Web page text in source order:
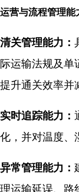
运营与流程管理能
清关管理能力：
际运输法规及单
提升通关效率并
实时追踪能力：
化，并对温度、
异常管理能力：
理运输延误、路